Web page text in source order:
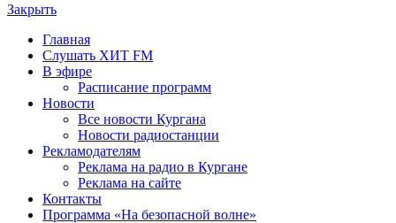
Закрыть
Главная
Слушать ХИТ FM
В эфире
Расписание программ
Новости
Все новости Кургана
Новости радиостанции
Рекламодателям
Реклама на радио в Кургане
Реклама на сайте
Контакты
Программа «На безопасной волне»